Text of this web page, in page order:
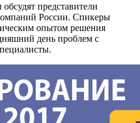
представители
России. Спикеры
опытом решения
день проблем с